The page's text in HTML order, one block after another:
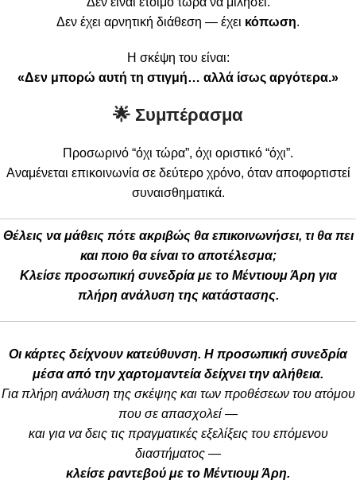
Δεν έχει αρνητική διάθεση — έχει κόπωση.
Η σκέψη του είναι:
«Δεν μπορώ αυτή τη στιγμή… αλλά ίσως αργότερα.»
🌟 Συμπέρασμα
Προσωρινό “όχι τώρα”, όχι οριστικό “όχι”.
Αναμένεται επικοινωνία σε δεύτερο χρόνο, όταν αποφορτιστεί
συναισθηματικά.
Θέλεις να μάθεις πότε ακριβώς θα επικοινωνήσει, τι θα πει
και ποιο θα είναι το αποτέλεσμα;
Κλείσε προσωπική συνεδρία με το Μέντιουμ Άρη για
πλήρη ανάλυση της κατάστασης.
Οι κάρτες δείχνουν κατεύθυνση. Η προσωπική συνεδρία
μέσα από την χαρτομαντεία δείχνει την αλήθεια.
Για πλήρη ανάλυση της σκέψης και των προθέσεων του ατόμου
που σε απασχολεί —
και για να δεις τις πραγματικές εξελίξεις του επόμενου
διαστήματος —
κλείσε ραντεβού με το Μέντιουμ Άρη.